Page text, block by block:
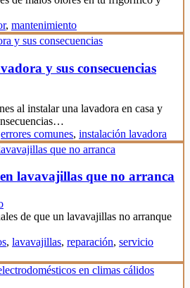
, mantenimiento
y sus consecuencias
al instalar una lavadora en casa y
errores comunes, instalación lavadora
lavavajillas que no arranca
de que un lavavajillas no arranque
, lavavajillas, reparación, servicio